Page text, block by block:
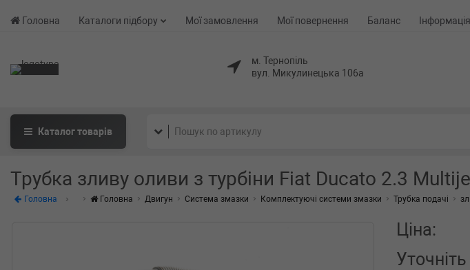
Головна Каталоги підбору Мої замовлення Мої повернення Баланс Інформація
м. Тернопіль
вул. Микулинецька 106а
Каталогтоварів
Трубка зливу оливи з турбіни Fiat Ducato 2.3
Головна Головна Двигун Система змазки Комплектуючі системи змазки Трубка подачі
Ціна:
Уточніть